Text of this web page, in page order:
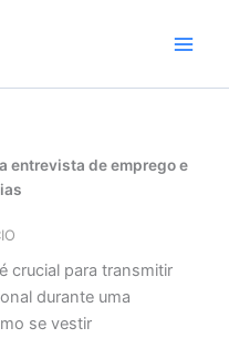
entrevista de emprego e
crucial para transmitir
durante uma
se vestir